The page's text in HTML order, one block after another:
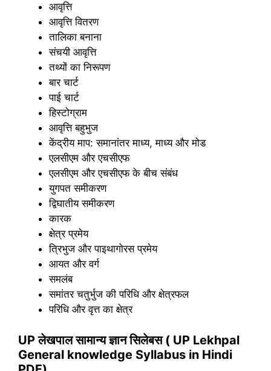
आवृत्ति
आवृत्ति वितरण
तालिका बनाना
संचयी आवृत्ति
तथ्यों का निरूपण
बार चार्ट
पाई चार्ट
हिस्टोग्राम
आवृत्ति बहुभुज
केंद्रीय माप: समानांतर माध्य, माध्य और मोड
एलसीएम और एचसीएफ
एलसीएम और एचसीएफ के बीच संबंध
युगपत समीकरण
द्विघातीय समीकरण
कारक
क्षेत्र प्रमेय
त्रिभुज और पाइथागोरस प्रमेय
आयत और वर्ग
समलंब
समांतर चतुर्भुज की परिधि और क्षेत्रफल
परिधि और वृत्त का क्षेत्र
UP लेखपाल सामान्य ज्ञान सिलेबस ( UP Lekhpal
General knowledge Syllabus in Hindi